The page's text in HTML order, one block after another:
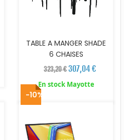
TABLE A MANGER SHADE
6 CHAISES
323,20 €307,04 €
En stock Mayotte
-10%